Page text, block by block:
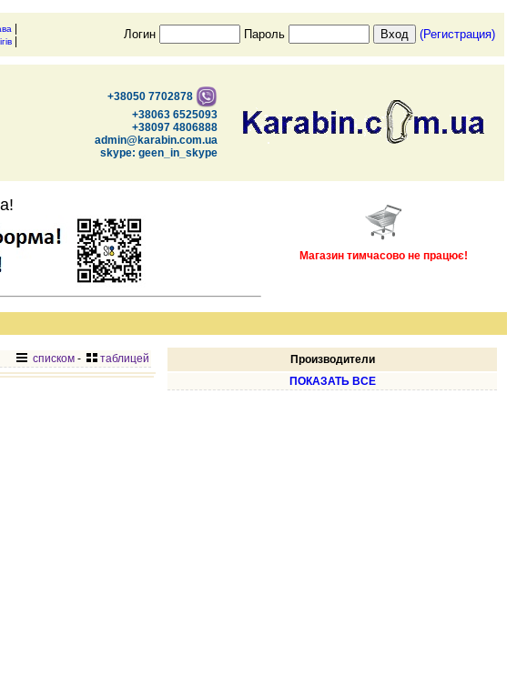
Логин Пароль (Регистрация)
+38050 7702878
+38063 6525093
+38097 4806888
admin@karabin.com.ua
skype: geen_in_skype
Магазин тимчасово не працює!
списком - таблицей
Производители
ПОКАЗАТЬ ВСЕ